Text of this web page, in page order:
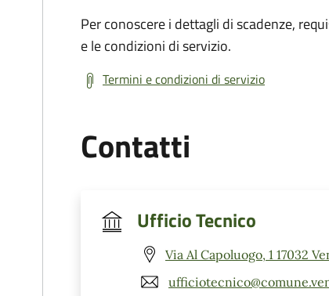
Per conoscere i dettagli di scadenze,
e le condizioni di servizio.
Termini e condizioni di servizio
Contatti
Ufficio Tecnico
Via Al Capoluogo, 1 17032